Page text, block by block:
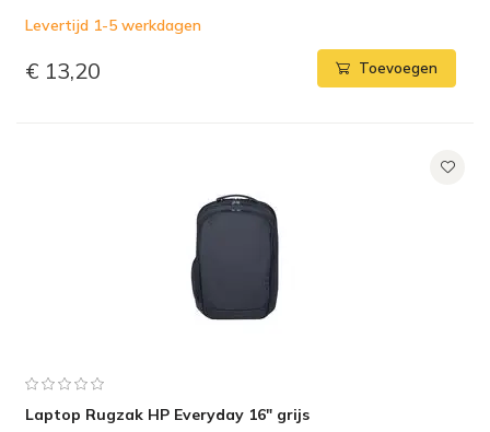
Levertijd 1-5 werkdagen
€ 13,20 Toevoegen
Laptop Rugzak HP Everyday 16" grijs